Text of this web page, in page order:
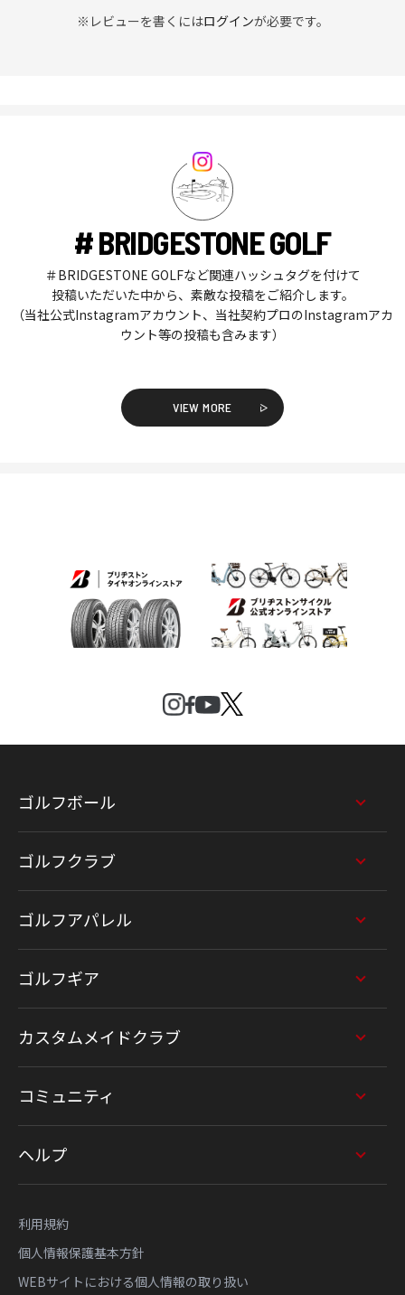
※レビューを書くにはログインが必要です。
# BRIDGESTONE GOLF
＃BRIDGESTONE GOLFなど関連ハッシュタグを付けて
投稿いただいた中から、素敵な投稿をご紹介します。
（当社公式Instagramアカウント、当社契約プロのInstagramアカ
ウント等の投稿も含みます）
VIEW MORE
ゴルフボール
ゴルフクラブ
ゴルフアパレル
ゴルフギア
カスタムメイドクラブ
コミュニティ
ヘルプ
利用規約
個人情報保護基本方針
WEBサイトにおける個人情報の取り扱い